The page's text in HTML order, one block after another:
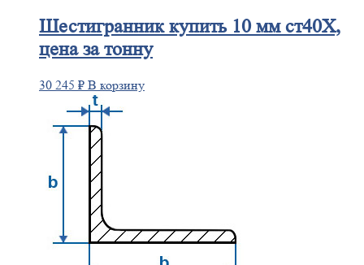
Шестигранниккупить 10 мм ст40Х,
цена за тонну
30 245 ₽ В корзину